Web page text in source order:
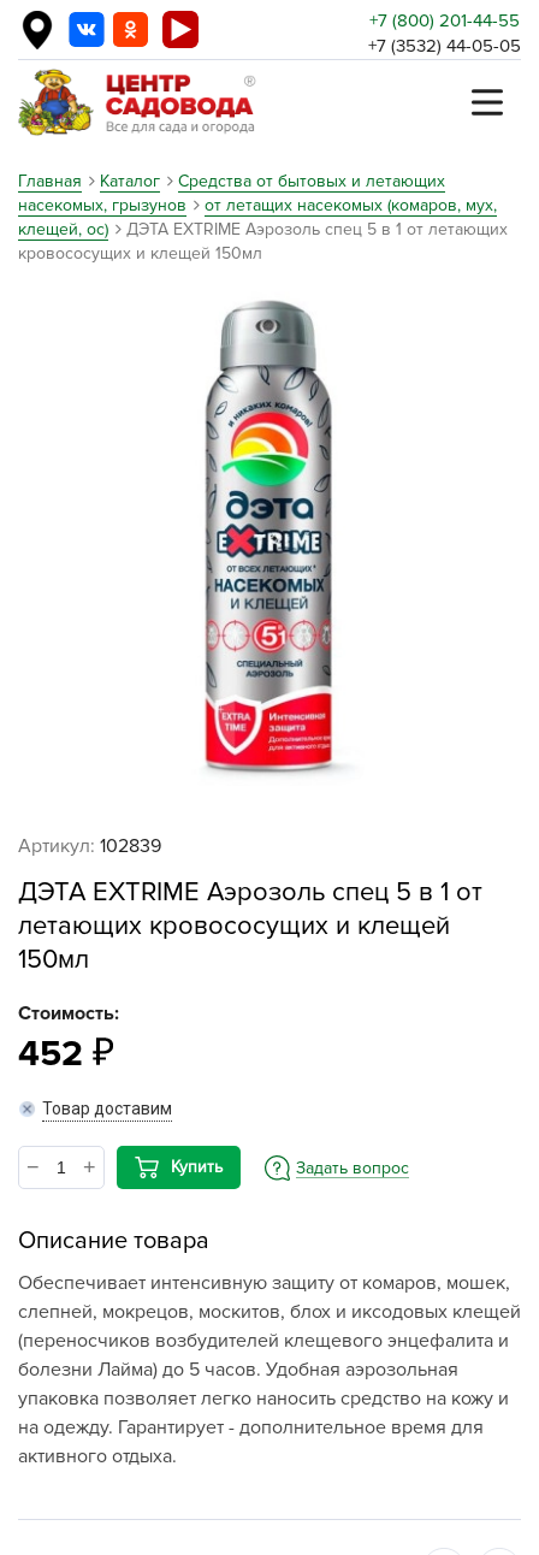
+7 (800) 201-44-55
+7 (3532) 44-05-05
Главная Каталог
Средства от бытовых и летающих
насекомых, грызунов
от летащих насекомых (комаров, мух,
клещей, ос)
ДЭТА EXTRIME Аэрозоль спец 5 в 1 от летающих
кровососущих и клещей 150мл
Артикул: 102839
ДЭТА EXTRIME Аэрозоль спец 5 в 1 от
летающих кровососущих и клещей
150мл
Стоимость:
452
Товар доставим
Купить Задать вопрос
Описание товара
Обеспечивает интенсивную защиту от комаров, мошек,
слепней, мокрецов, москитов, блох и иксодовых клещей
(переносчиков возбудителей клещевого энцефалита и
болезни Лайма) до 5 часов. Удобная аэрозольная
упаковка позволяет легко наносить средство на кожу и
на одежду. Гарантирует - дополнительное время для
активного отдыха.